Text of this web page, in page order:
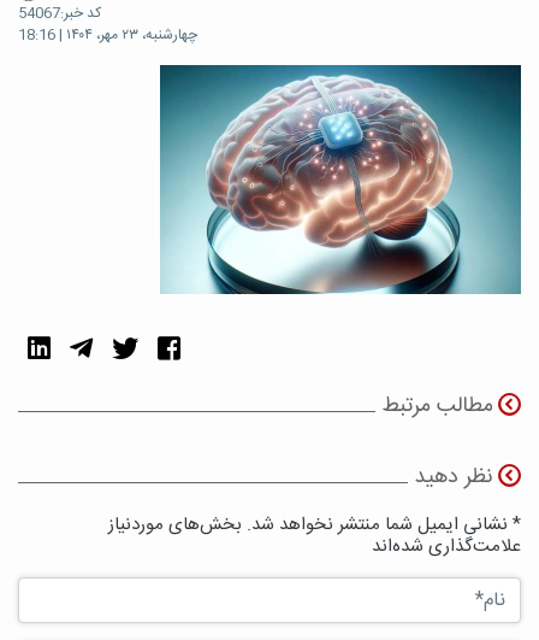
کد خبر:54067
چهارشنبه، ۲۳ مهر، ۱۴۰۴ | 18:16
مطالب مرتبط
نظر دهید
* نشانی ایمیل شما منتشر نخواهد شد. بخش‌های موردنیاز
علامت‌گذاری شده‌اند